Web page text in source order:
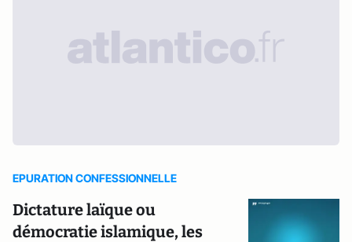
EPURATION CONFESSIONNELLE
Dictature laïque ou
démocratie islamique, les